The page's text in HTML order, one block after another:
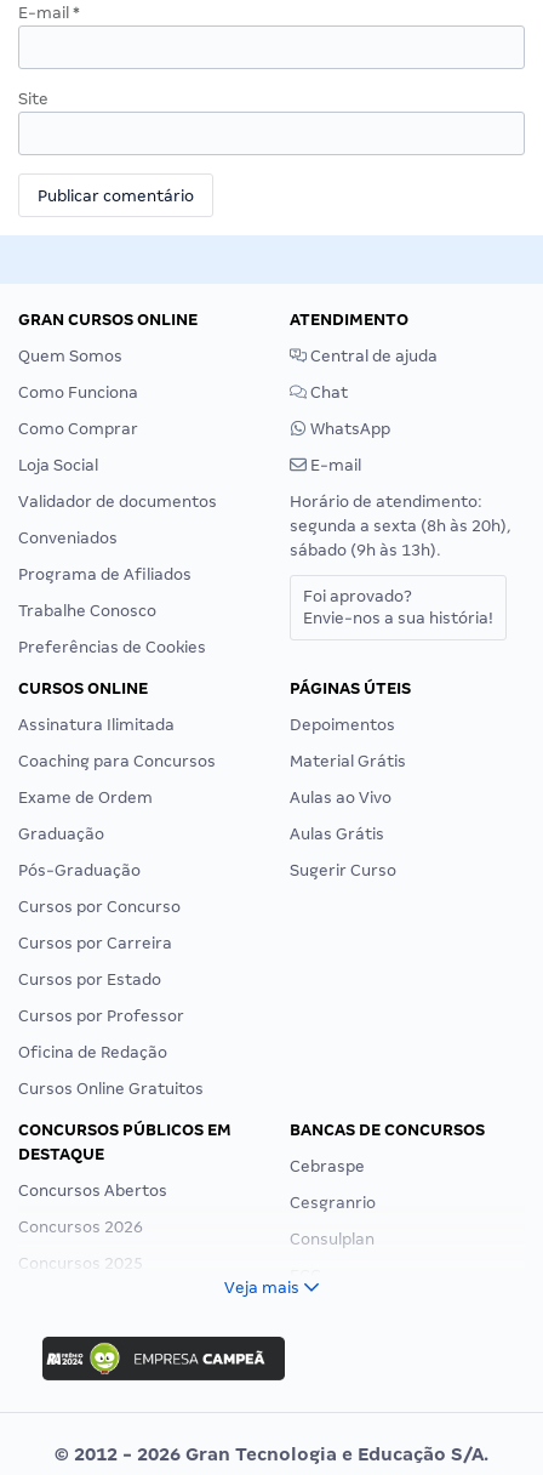
E-mail *
Site
GRAN CURSOS ONLINE
Quem Somos
Como Funciona
Como Comprar
Loja Social
Validador de documentos
Conveniados
Programa de Afiliados
Trabalhe Conosco
Preferências de Cookies
ATENDIMENTO
Central de ajuda
Chat
WhatsApp
E-mail
Horário de atendimento:
segunda a sexta (8h às 20h),
sábado (9h às 13h).
Foi aprovado?
Envie-nos a sua história!
CURSOS ONLINE
Assinatura Ilimitada
Coaching para Concursos
Exame de Ordem
Graduação
Pós-Graduação
Cursos por Concurso
Cursos por Carreira
Cursos por Estado
Cursos por Professor
Oficina de Redação
Cursos Online Gratuitos
PÁGINAS ÚTEIS
Depoimentos
Material Grátis
Aulas ao Vivo
Aulas Grátis
Sugerir Curso
CONCURSOS PÚBLICOS EM
DESTAQUE
Concursos Abertos
Concursos 2026
Concursos 2025
Concurso Ibama
Concurso MPU
Editais publicados
BANCAS DE CONCURSOS
Cebraspe
Cesgranrio
Consulplan
Vunesp
Veja mais
© 2012 - 2026 Gran Tecnologia e Educação S/A.